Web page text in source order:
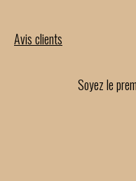
Avis clients
Soyez le